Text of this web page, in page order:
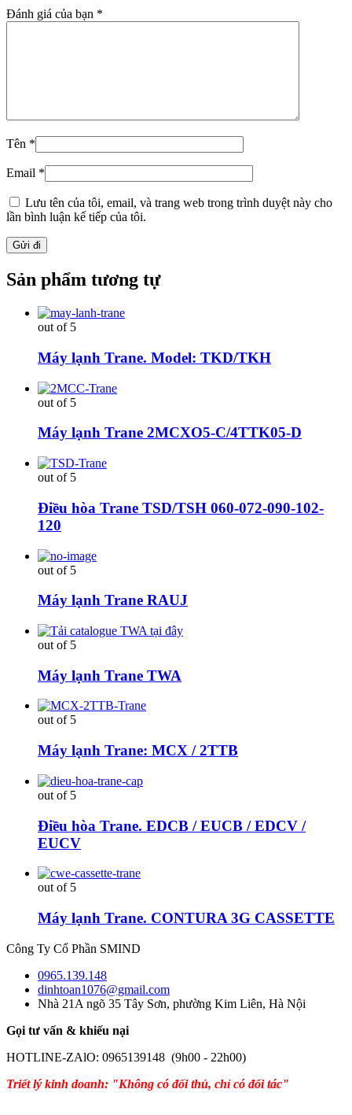
Đánh giá của bạn *
Tên *
Email *
Lưu tên của tôi, email, và trang web trong trình duyệt này cho
lần bình luận kế tiếp của tôi.
Sản phẩm tương tự
out of 5
Máy lạnh Trane. Model: TKD/TKH
out of 5
Máy lạnh Trane 2MCXO5-C/4TTK05-D
out of 5
Điều hòa Trane TSD/TSH 060-072-090-102-
120
out of 5
Máy lạnh Trane RAUJ
out of 5
Máy lạnh Trane TWA
out of 5
Máy lạnh Trane: MCX / 2TTB
out of 5
Điều hòa Trane. EDCB / EUCB / EDCV /
EUCV
out of 5
Máy lạnh Trane. CONTURA 3G CASSETTE
Công Ty Cổ Phần SMIND
0965.139.148
dinhtoan1076@gmail.com
Nhà 21A ngõ 35 Tây Sơn, phường Kim Liên, Hà Nội
Gọi tư vấn & khiếu nại
HOTLINE-ZAlO: 0965139148 (9h00 - 22h00)
Triết lý kinh doanh: "Không có đối thủ, chỉ có đối tác"